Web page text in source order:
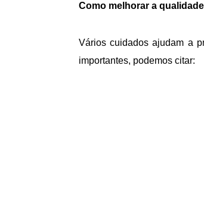
Como melhorar a
Vários cuidados ajudam a
importantes, podemos citar: